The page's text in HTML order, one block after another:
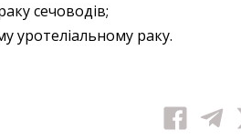
сечоводів;
уротеліальному раку.